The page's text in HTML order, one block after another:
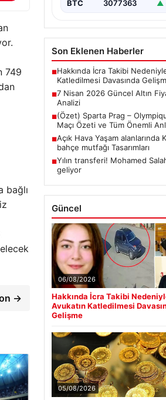
749
bağlı
→
BTC 3077363 ▲
Son Eklenen Haberler
■Hakkında İcra Takibi
Katledilmesi Davasında
■7 Nisan 2026 Güncel Altın
Analizi
■(Özet) Sparta Prag –
Maçı Özeti ve Tüm Önemli
■Açık Hava Yaşam alanlarında
bahçe mutfağı Tasarımları
■Yılın transferi! Mohamed
geliyor
Güncel
06/08/2026
Hakkında İcra Takibi
Avukatın Katledilmesi
Gelişme
05/08/2026